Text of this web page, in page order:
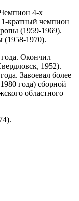
4-х
кратный чемпион
(1959-1969).
(1958-1970).
Окончил
1952).
Завоевал более
года) сборной
областного